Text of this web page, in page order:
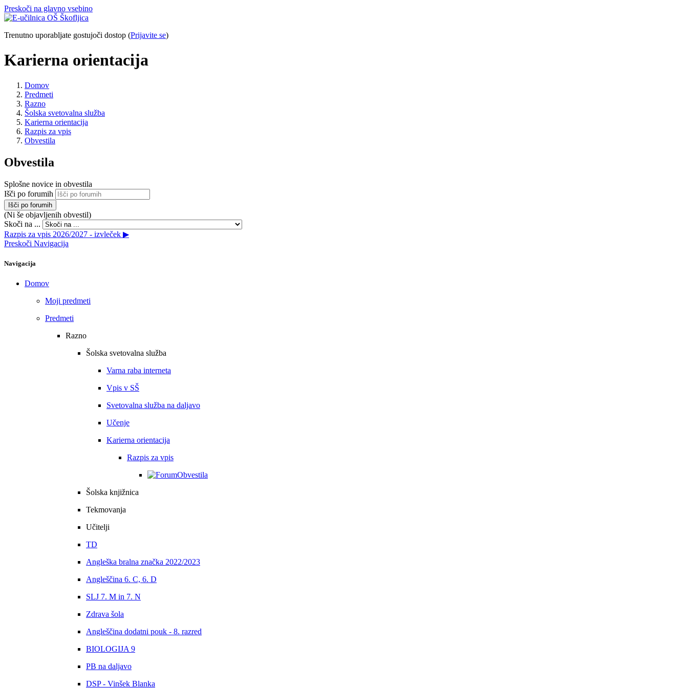
Preskoči na glavno vsebino
Trenutno uporabljate gostujoči dostop (Prijavite se)
Karierna orientacija
Domov
Predmeti
Razno
Šolska svetovalna služba
Karierna orientacija
Razpis za vpis
Obvestila
Obvestila
Splošne novice in obvestila
Išči po forumih
Išči po forumih
(Ni še objavljenih obvestil)
Skoči na ...
Razpis za vpis 2026/2027 - izvleček ▶︎
Preskoči Navigacija
Navigacija
Domov
Moji predmeti
Predmeti
Razno
Šolska svetovalna služba
Varna raba interneta
Vpis v SŠ
Svetovalna služba na daljavo
Učenje
Karierna orientacija
Razpis za vpis
Obvestila
Šolska knjižnica
Tekmovanja
Učitelji
TD
Angleška bralna značka 2022/2023
Angleščina 6. C, 6. D
SLJ 7. M in 7. N
Zdrava šola
Angleščina dodatni pouk - 8. razred
BIOLOGIJA 9
PB na daljavo
DSP - Vinšek Blanka